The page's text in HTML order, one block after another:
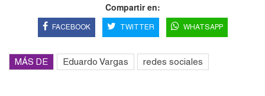
Compartir en:
FACEBOOK TWITTER WHATSAPP
MÁS DE Eduardo Vargas redes sociales